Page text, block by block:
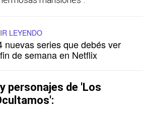
LEYENDO
nuevas series que debés ver
de semana en Netflix
personajes de 'Los